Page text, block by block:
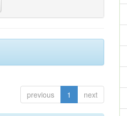
previous 1 next